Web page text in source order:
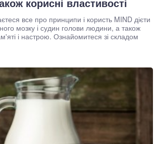
все про принципи і користь MIND дієти
мозку і судин голови людини, а також
і настрою. Ознайомитеся зі складом